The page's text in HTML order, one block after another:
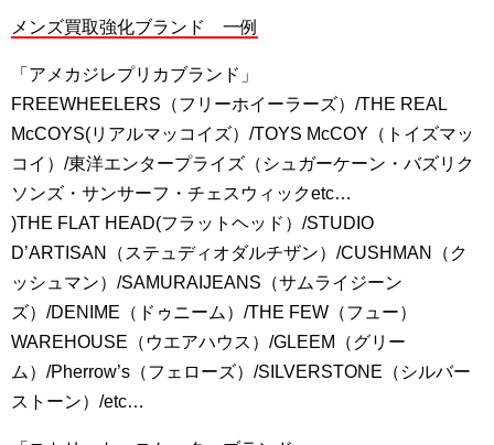
メンズ買取強化ブランド 一例
「アメカジレプリカブランド」
FREEWHEELERS（フリーホイーラーズ）/THE REAL
McCOYS(リアルマッコイズ）/TOYS McCOY（トイズマッ
コイ）/東洋エンタープライズ（シュガーケーン・バズリク
ソンズ・サンサーフ・チェスウィックetc…
)THE FLAT HEAD(フラットヘッド）/STUDIO
D’ARTISAN（ステュディオダルチザン）/CUSHMAN（ク
ッシュマン）/SAMURAIJEANS（サムライジーン
ズ）/DENIME（ドゥニーム）/THE FEW（フュー）
WAREHOUSE（ウエアハウス）/GLEEM（グリー
ム）/Pherrow’s（フェローズ）/SILVERSTONE（シルバー
ストーン）/etc…